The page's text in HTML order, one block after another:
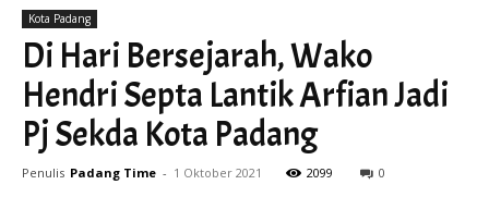
Kota Padang
Di Hari Bersejarah, Wako
Hendri Septa Lantik Arfian Jadi
Pj Sekda Kota Padang
Penulis Padang Time - 1 Oktober 2021 2099 0